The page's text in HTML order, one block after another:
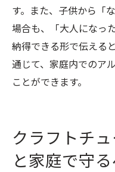
す。また、子供から「
場合も、「大人になっ
納得できる形で伝える
通じて、家庭内でのア
ことができます。
クラフトチ
と家庭で守